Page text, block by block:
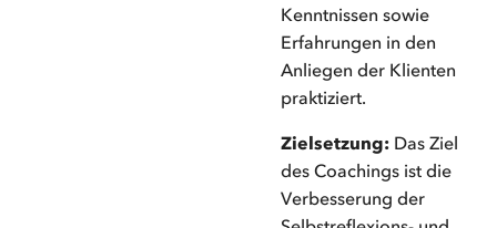
Kenntnissen sowie
Erfahrungen in den
Anliegen der Klienten
praktiziert.
Zielsetzung: Das Ziel
des Coachings ist die
Verbesserung der